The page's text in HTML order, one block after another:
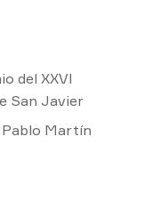
del XXVI
San Javier
Martín